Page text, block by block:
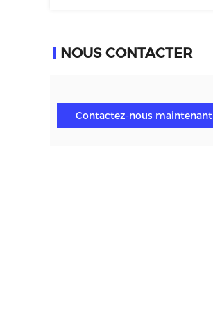
NOUS CONTACTER
Contactez-nous maintenant